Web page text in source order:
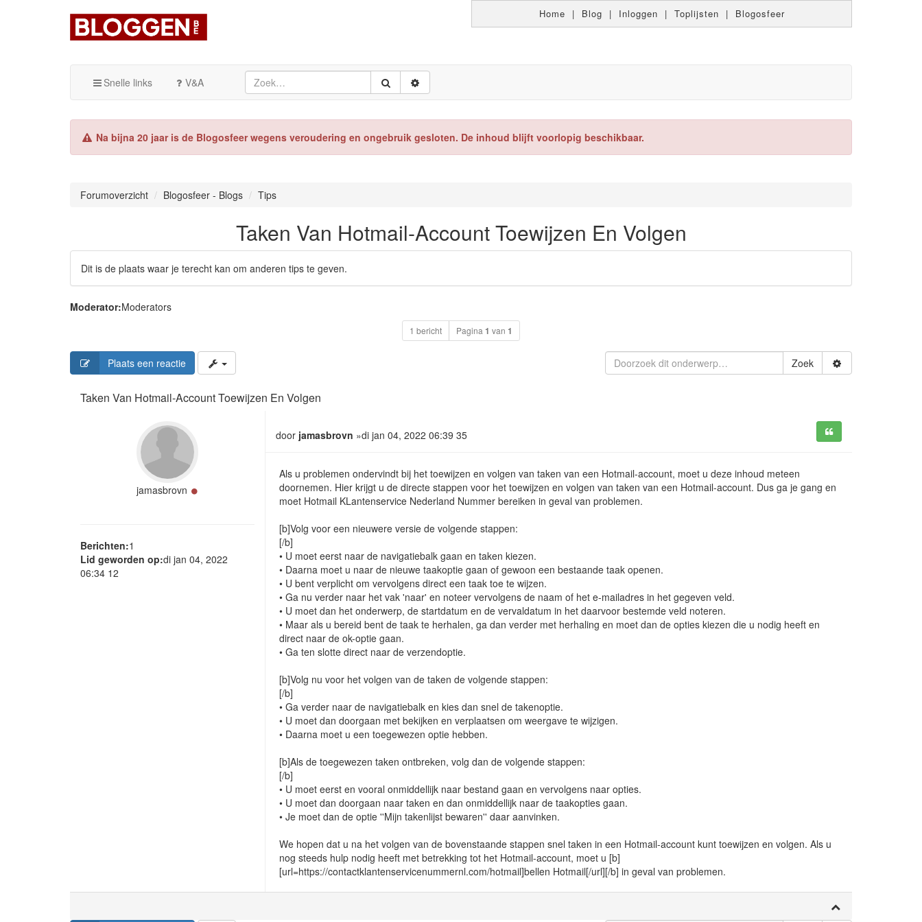
Home | Blog | Inloggen | Toplijsten | Blogosfeer
Snelle links V&A
Na bijna 20 jaar is de Blogosfeer wegens veroudering en ongebruik gesloten. De inhoud blijft voorlopig beschikbaar.
Forumoverzicht Blogosfeer - Blogs Tips
Taken Van Hotmail-Account Toewijzen En Volgen
Dit is de plaats waar je terecht kan om anderen tips te geven.
Moderator:Moderators
1 bericht Pagina 1 van 1
Plaats een reactie Zoek
Taken Van Hotmail-Account Toewijzen En Volgen
jamasbrovn
Berichten:1
Lid geworden op:di jan 04, 2022
06:34 12
door jamasbrovn »di jan 04, 2022 06:39 35
Als u problemen ondervindt bij het toewijzen en volgen van taken van een Hotmail-account, moet u deze inhoud meteen
doornemen. Hier krijgt u de directe stappen voor het toewijzen en volgen van taken van een Hotmail-account. Dus ga je gang en
moet Hotmail KLantenservice Nederland Nummer bereiken in geval van problemen.
[b]Volg voor een nieuwere versie de volgende stappen:
[/b]
• U moet eerst naar de navigatiebalk gaan en taken kiezen.
• Daarna moet u naar de nieuwe taakoptie gaan of gewoon een bestaande taak openen.
• U bent verplicht om vervolgens direct een taak toe te wijzen.
• Ga nu verder naar het vak 'naar' en noteer vervolgens de naam of het e-mailadres in het gegeven veld.
• U moet dan het onderwerp, de startdatum en de vervaldatum in het daarvoor bestemde veld noteren.
• Maar als u bereid bent de taak te herhalen, ga dan verder met herhaling en moet dan de opties kiezen die u nodig heeft en
direct naar de ok-optie gaan.
• Ga ten slotte direct naar de verzendoptie.
[b]Volg nu voor het volgen van de taken de volgende stappen:
[/b]
• Ga verder naar de navigatiebalk en kies dan snel de takenoptie.
• U moet dan doorgaan met bekijken en verplaatsen om weergave te wijzigen.
• Daarna moet u een toegewezen optie hebben.
[b]Als de toegewezen taken ontbreken, volg dan de volgende stappen:
[/b]
• U moet eerst en vooral onmiddellijk naar bestand gaan en vervolgens naar opties.
• U moet dan doorgaan naar taken en dan onmiddellijk naar de taakopties gaan.
• Je moet dan de optie ''Mijn takenlijst bewaren'' daar aanvinken.
We hopen dat u na het volgen van de bovenstaande stappen snel taken in een Hotmail-account kunt toewijzen en volgen. Als u
nog steeds hulp nodig heeft met betrekking tot het Hotmail-account, moet u [b]
[url=https://contactklantenservicenummernl.com/hotmail]bellen Hotmail[/url][/b] in geval van problemen.